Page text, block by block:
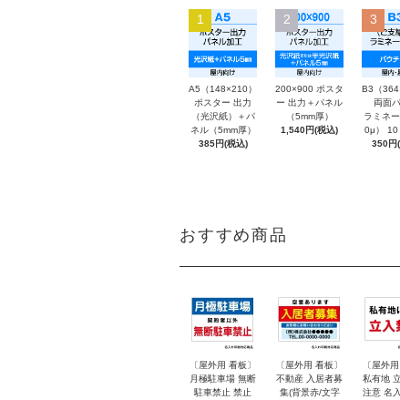
1
A5（148×210）
ポスター 出力
（光沢紙）＋パ
ネル（5mm厚）
385円(税込)
2
200×900 ポスタ
ー 出力＋パネル
（5mm厚）
1,540円(税込)
3
B3（
両面
ラミネ
0μ） 10
350円
おすすめ商品
〔屋外用 看板〕
月極駐車場 無断
駐車禁止 禁止
〔屋外用 看板〕
不動産 入居者募
集(背景赤/文字
〔屋外
私有地
注意 名